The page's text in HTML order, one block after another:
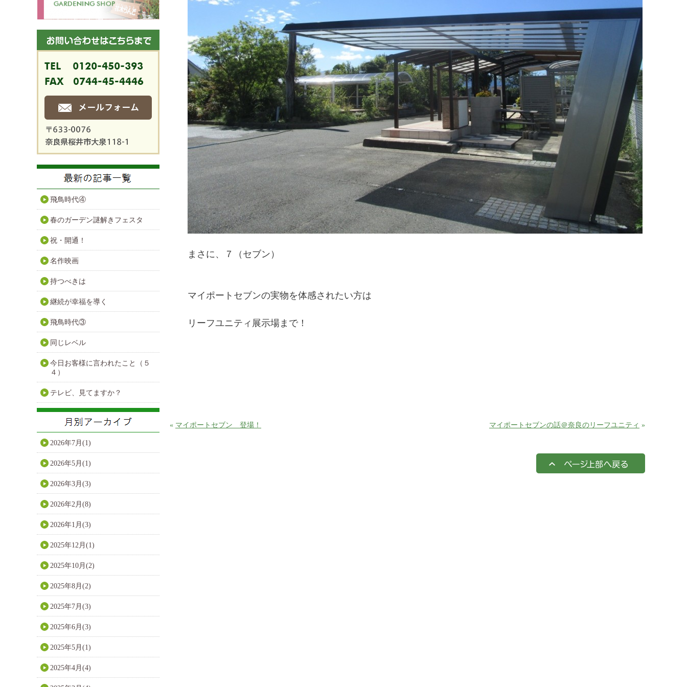
まさに、７（セブン）
マイポートセブンの実物を体感されたい方は
リーフユニティ展示場まで！
« マイポートセブン 登場！ マイポートセブンの話＠奈良のリーフユニティ »
飛鳥時代④
春のガーデン謎解きフェスタ
祝・開通！
名作映画
持つべきは
継続が幸福を導く
飛鳥時代③
同じレベル
今日お客様に言われたこと（５
４）
テレビ、見てますか？
2026年7月(1)
2026年5月(1)
2026年3月(3)
2026年2月(8)
2026年1月(3)
2025年12月(1)
2025年10月(2)
2025年8月(2)
2025年7月(3)
2025年6月(3)
2025年5月(1)
2025年4月(4)